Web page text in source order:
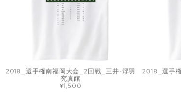
2018_選手権南福岡大会_2回戦_三井-浮羽
究真館
¥1,500
2018_選手